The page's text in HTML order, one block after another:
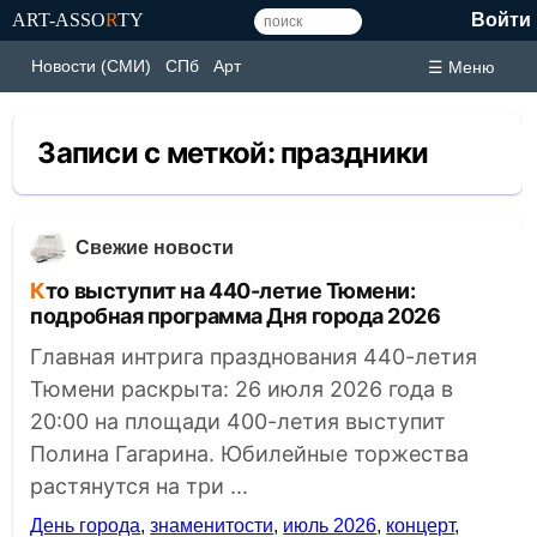
ART-ASSORTY Войти
Новости (СМИ) СПб Арт ☰ Меню
Записи с меткой: праздники
Свежие новости
Кто выступит на 440-летие Тюмени:
подробная программа Дня города 2026
Главная интрига празднования 440-летия
Тюмени раскрыта: 26 июля 2026 года в
20:00 на площади 400-летия выступит
Полина Гагарина. Юбилейные торжества
растянутся на три ...
День города,знаменитости, июль 2026, концерт,